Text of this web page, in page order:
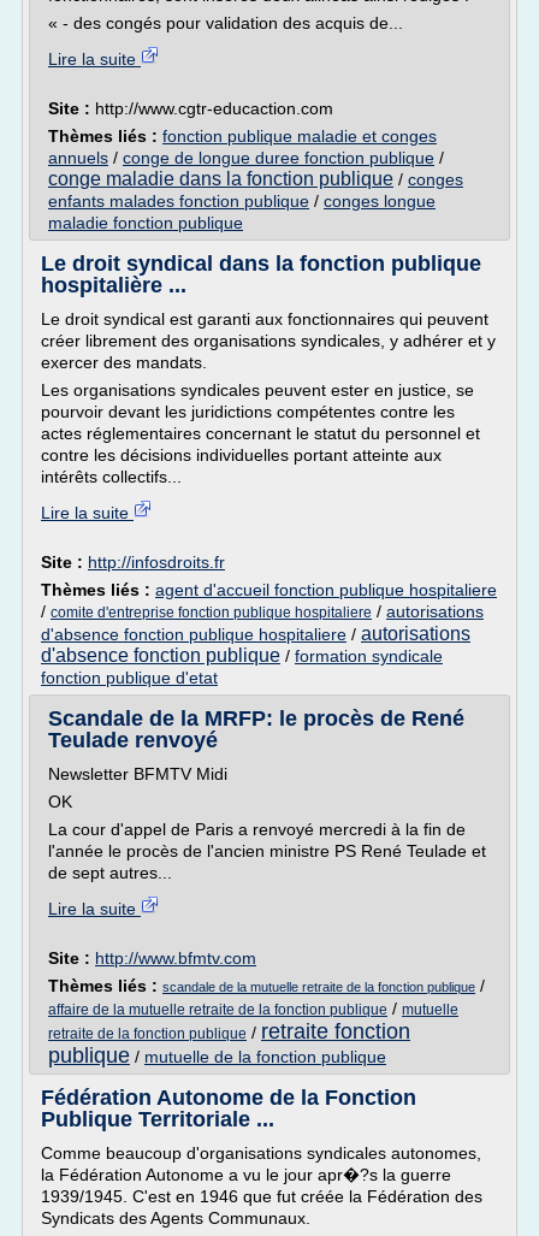
« - des congés pour validation des acquis de...
Lire la suite
Site : http://www.cgtr-educaction.com
Thèmes liés : fonction publique maladie et conges
annuels / conge de longue duree fonction publique /
conge maladie dans la fonction publique / conges
enfants malades fonction publique / conges longue
maladie fonction publique
Le droit syndical dans la fonction publique
hospitalière ...
Le droit syndical est garanti aux fonctionnaires qui peuvent
créer librement des organisations syndicales, y adhérer et y
exercer des mandats.
Les organisations syndicales peuvent ester en justice, se
pourvoir devant les juridictions compétentes contre les
actes réglementaires concernant le statut du personnel et
contre les décisions individuelles portant atteinte aux
intérêts collectifs...
Lire la suite
Site : http://infosdroits.fr
Thèmes liés : agent d'accueil fonction publique hospitaliere
/ comite d'entreprise fonction publique hospitaliere / autorisations
d'absence fonction publique hospitaliere / autorisations
d'absence fonction publique / formation syndicale
fonction publique d'etat
Scandale de la MRFP: le procès de René
Teulade renvoyé
Newsletter BFMTV Midi
OK
La cour d'appel de Paris a renvoyé mercredi à la fin de
l'année le procès de l'ancien ministre PS René Teulade et
de sept autres...
Lire la suite
Site : http://www.bfmtv.com
Thèmes liés : scandale de la mutuelle retraite de la fonction publique /
affaire de la mutuelle retraite de la fonction publique / mutuelle
retraite de la fonction publique / retraite fonction
publique / mutuelle de la fonction publique
Fédération Autonome de la Fonction
Publique Territoriale ...
Comme beaucoup d'organisations syndicales autonomes,
la Fédération Autonome a vu le jour apr�?s la guerre
1939/1945. C'est en 1946 que fut créée la Fédération des
Syndicats des Agents Communaux.